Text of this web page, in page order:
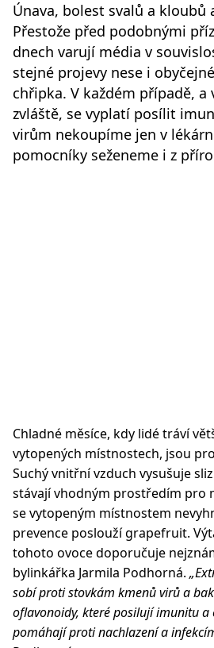
Únava, bolest svalů a kloubů
Přestože před podobnými
dnech varují média v
stejné projevy nese i
chřipka. V každém případě,
zvláště, se vyplatí posílit
virům nekoupíme jen v
pomocníky seženeme i z
Chladné měsíce, kdy lidé tráví
vytopených místnostech, jsou
Suchý vnitřní vzduch vysušuje
stávají vhodným prostředím pro
se vytopeným místnostem
prevence poslouží grapefruit.
tohoto ovoce doporučuje
bylinkářka Jarmila Podhorná.
sobí proti stovkám kmenů virů a
oflavonoidy, které posilují imunitu a
pomáhají proti nachlazení a